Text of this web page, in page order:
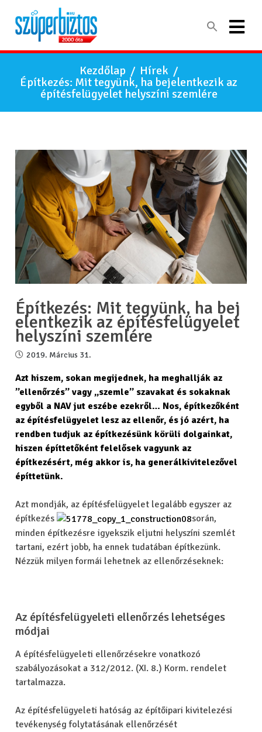
Kezdőlap / Hírek /
Építkezés: Mit tegyünk, ha bejelentkezik az
építésfelügyelet helyszíni szemlére
Építkezés: Mit tegyünk, ha bej
elentkezik az építésfelügyelet
helyszíni szemlére
2019. Március 31.
Azt hiszem, sokan megijednek, ha meghallják az
”ellenőrzés” vagy „szemle” szavakat és sokaknak
egyből a NAV jut eszébe ezekről… Nos, építkezőként
az építésfelügyelet lesz az ellenőr, és jó azért, ha
rendben tudjuk az építkezésünk körüli dolgainkat,
hiszen építtetőként felelősek vagyunk az
építkezésért, még akkor is, ha generálkivitelezővel
építtetünk.
Azt mondják, az építésfelügyelet legalább egyszer az
építkezés
során,
minden építkezésre igyekszik eljutni helyszíni szemlét
tartani, ezért jobb, ha ennek tudatában építkezünk.
Nézzük milyen formái lehetnek az ellenőrzéseknek:
Az építésfelügyeleti ellenőrzés lehetséges
módjai
A építésfelügyeleti ellenőrzésekre vonatkozó
szabályozásokat a 312/2012. (XI. 8.) Korm. rendelet
tartalmazza.
Az építésfelügyeleti hatóság az építőipari kivitelezési
tevékenység folytatásának ellenőrzését